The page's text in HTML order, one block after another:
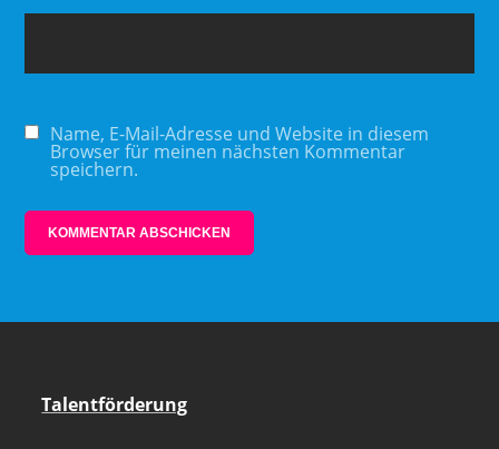
Name, E-Mail-Adresse und Website in diesem
Browser für meinen nächsten Kommentar
speichern.
Talentförderung